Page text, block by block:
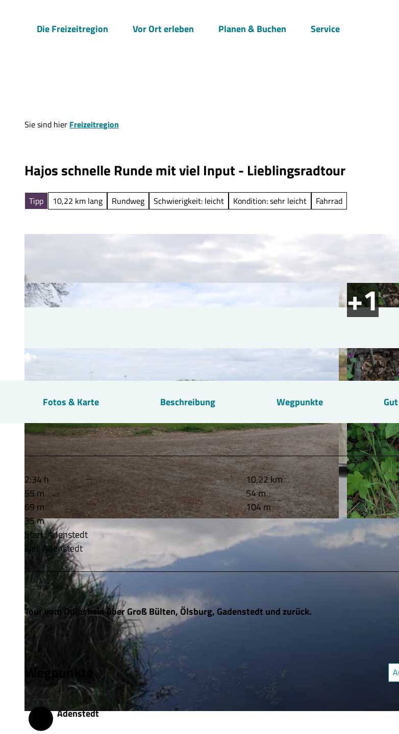
Die Freizeitregion Vor Ort erleben Planen & Buchen Service
Sie sind hier Freizeitregion
Hajos schnelle Runde mit viel Input - Lieblingsradtour
Tipp 10,22 km lang Rundweg Schwierigkeit: leicht Kondition: sehr leicht Fahrrad
© wito gmbh |CC-BY-SA
© wito gmbh |CC-BY-SA
Fotos & Karte Beschreibung Wegpunkte
2:34 h
10,22 km
55 m
54 m
69 m
104 m
35 m
Start: Adenstedt
Ziel: Adenstedt
Tour vom Odinshain über Groß Bülten, Ölsburg, Gadenstedt und zurück.
Wegpunkte
Start
Adenstedt